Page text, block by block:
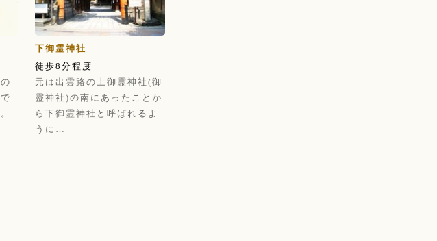
下御霊神社
徒歩8分程度
元は出雲路の上御霊神社(御
靈神社)の南にあったことか
ら下御霊神社と呼ばれるよ
うに…